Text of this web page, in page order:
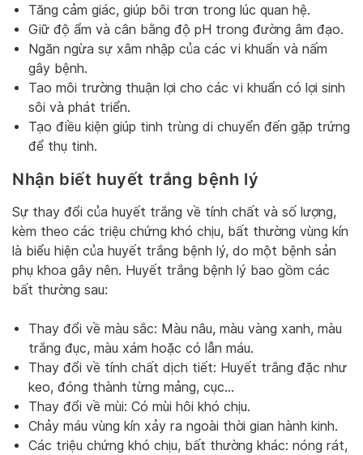
Tăng cảm giác, giúp bôi trơn trong lúc quan hệ.
Giữ độ ẩm và cân bằng độ pH trong đường âm đạo.
Ngăn ngừa sự xâm nhập của các vi khuẩn và nấm
gây bệnh.
Tao môi trường thuận lợi cho các vi khuẩn có lợi sinh
sôi và phát triển.
Tạo điều kiện giúp tinh trùng di chuyển đến gặp trứng
để thụ tinh.
Nhận biết huyết trắng bệnh lý
Sự thay đổi của huyết trắng về tính chất và số lượng,
kèm theo các triệu chứng khó chịu, bất thường vùng kín
là biểu hiện của huyết trắng bệnh lý, do một bệnh sản
phụ khoa gây nên. Huyết trắng bệnh lý bao gồm các
bất thường sau:
Thay đổi về màu sắc: Màu nâu, màu vàng xanh, màu
trắng đục, màu xám hoặc có lẫn máu.
Thay đổi về tính chất dịch tiết: Huyết trắng đặc như
keo, đóng thành từng mảng, cục…
Thay đổi về mùi: Có mùi hôi khó chịu.
Chảy máu vùng kín xảy ra ngoài thời gian hành kinh.
Các triệu chứng khó chịu, bất thường khác: nóng rát,